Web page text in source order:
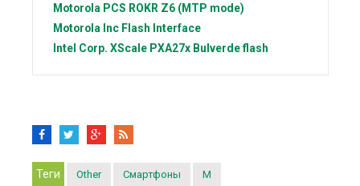
Motorola PCS ROKR Z6 (MTP mode)
Motorola Inc Flash Interface
Intel Corp. XScale PXA27x Bulverde flash
Теги Other Смартфоны M